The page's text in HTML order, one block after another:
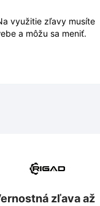
využitie zľavy musíte
a môžu sa meniť.
zľava až